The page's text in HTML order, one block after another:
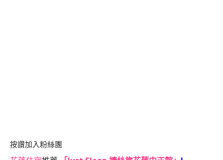
按讚加入粉絲團